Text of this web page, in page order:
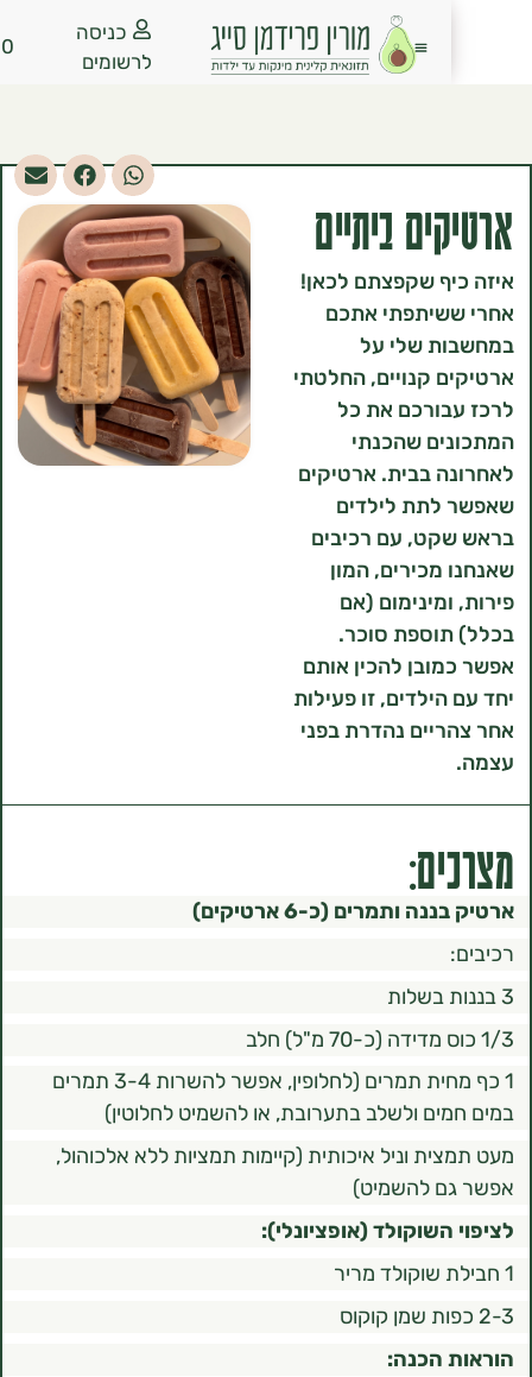
לרשומים
0.00
ביתיים
שקפצתם לכאן!
אתכם
שלי על
קנויים, החלטתי
את כל
שהכנתי
בבית. ארטיקים
לילדים
עם רכיבים
המון
(אם
סוכר.
להכין אותם
זו פעילות
נהדרת בפני
ותמרים (כ-6 ארטיקים)
1 כף מחית תמרים (לחלופין, אפשר להשרות 3-4 תמרים
ולשלב בתערובת, או להשמיט לחלוטין)
וניל איכותית (קיימות תמציות ללא אלכוהול,
להשמיט)
(אופציונלי):
הכנה: